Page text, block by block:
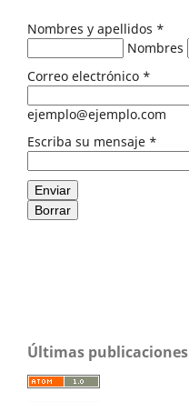
Nombres y apellidos *
Nombres
Correo electrónico *
ejemplo@ejemplo.com
Escriba su mensaje *
Enviar
Borrar
Últimas publicaciones